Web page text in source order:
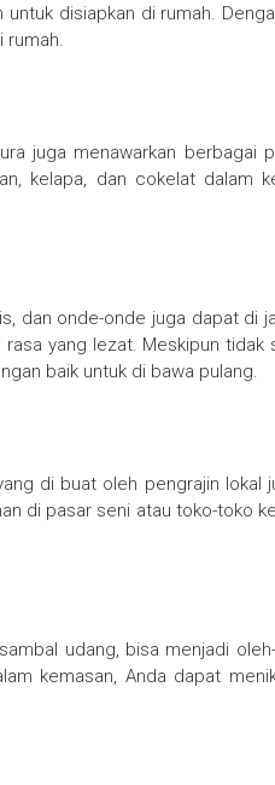
disiapkan di rumah.
rumah.
juga menawarkan berbagai
kelapa, dan cokelat dalam
dan onde-onde juga dapat di
yang lezat. Meskipun
baik untuk di bawa pulang.
di buat oleh pengrajin lokal
di pasar seni atau toko-toko
udang, bisa menjadi
kemasan, Anda dapat